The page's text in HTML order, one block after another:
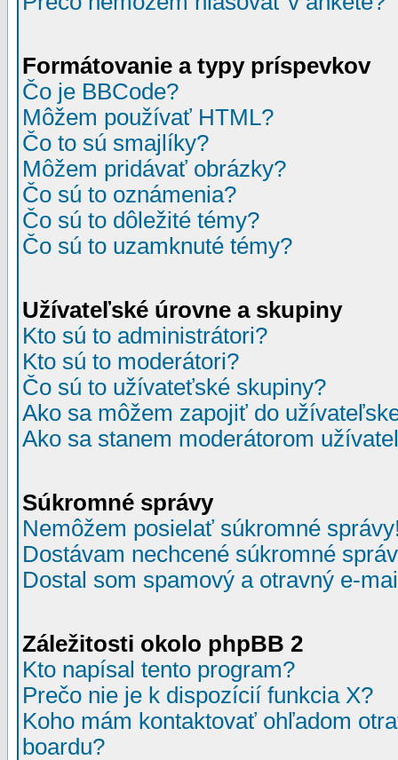
Formátovanie a typy príspevkov
Čo je BBCode?
Môžem používať HTML?
Čo to sú smajlíky?
Môžem pridávať obrázky?
Čo sú to oznámenia?
Čo sú to dôležité témy?
Čo sú to uzamknuté témy?
Užívateľské úrovne a skupiny
Kto sú to administrátori?
Kto sú to moderátori?
Čo sú to užívateťské skupiny?
Ako sa môžem zapojiť do
Ako sa stanem moderátorom
Súkromné správy
Nemôžem posielať súkromné
Dostávam nechcené súkromné
Dostal som spamový a otravný e-
Záležitosti okolo phpBB 2
Kto napísal tento program?
Prečo nie je k dispozícií funkcia X?
Koho mám kontaktovať ohľadom
boardu?